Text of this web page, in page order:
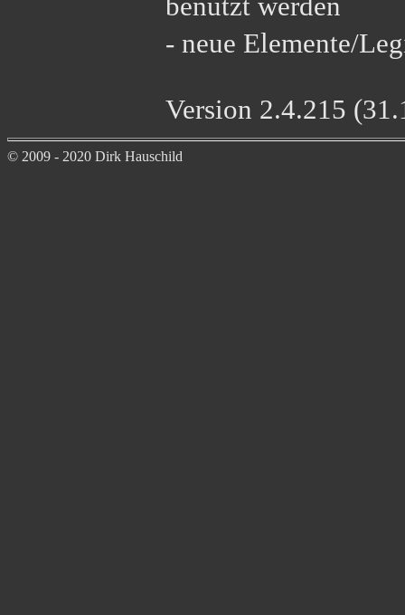
- neue Elemente/
Version 2.4.215
© 2009 - 2020 Dirk Hauschild